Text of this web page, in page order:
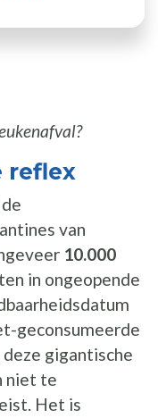
reflex
van
10.000
in ongeopende
geconsumeerde
gigantische
niet te
Het is